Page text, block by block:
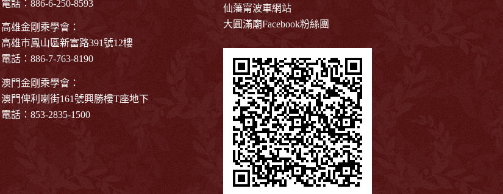
電話：886-6-250-8593
高雄金剛乘學會：
高雄市鳳山區新富路391號12樓
電話：886-7-763-8190
澳門金剛乘學會：
澳門俾利喇街161號興勝樓T座地下
電話：853-2835-1500
仙藩甯波車網站
大圓滿廟Facebook粉絲團